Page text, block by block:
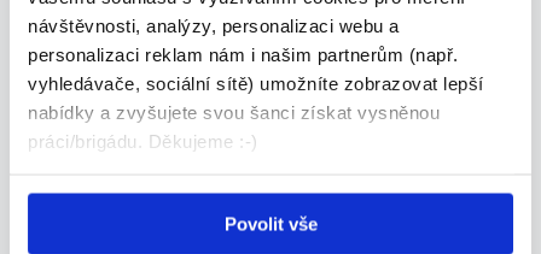
návštěvnosti, analýzy, personalizaci webu a
personalizaci reklam nám i našim partnerům (např.
vyhledávače, sociální sítě) umožníte zobrazovat lepší
nabídky a zvyšujete svou šanci získat vysněnou
práci/brigádu. Děkujeme :-)
Povolit vše
Hledáš stabilní práci? Hledáme